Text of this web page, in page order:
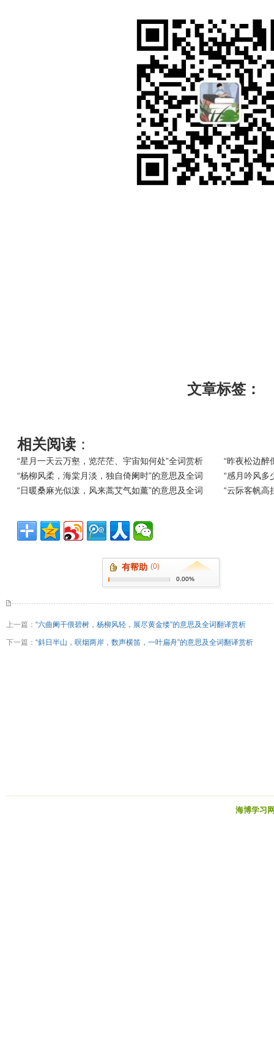
文章标签：
相关阅读 ：
“星月一天云万壑，览茫茫、宇宙知何处”全词赏析
“昨夜松边醉
“杨柳风柔，海棠月淡，独自倚阑时”的意思及全词
“感月吟风多
“日暖桑麻光似泼，风来蒿艾气如薰”的意思及全词
“云际客帆高
有帮助 (0)
0.00%
上一篇： “六曲阑干偎碧树，杨柳风轻，展尽黄金缕”的意思及全词翻译赏析
下一篇： “斜日半山，暝烟两岸，数声横笛，一叶扁舟”的意思及全词翻译赏析
海博学习